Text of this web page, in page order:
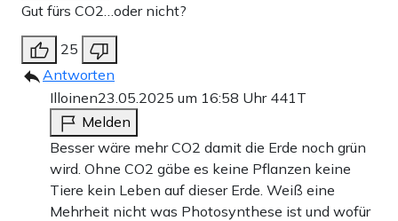
Gut fürs CO2…oder nicht?
25
Antworten
Illoinen23.05.2025 um 16:58 Uhr 441T
Melden
Besser wäre mehr CO2 damit die Erde noch grün
wird. Ohne CO2 gäbe es keine Pflanzen keine
Tiere kein Leben auf dieser Erde. Weiß eine
Mehrheit nicht was Photosynthese ist und wofür